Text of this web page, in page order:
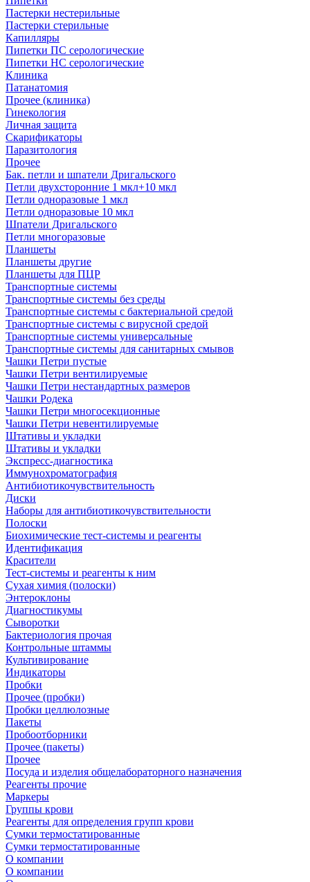
Пастерки нестерильные
Пастерки стерильные
Капилляры
Пипетки ПС серологические
Пипетки НС серологические
Клиника
Патанатомия
Прочее (клиника)
Гинекология
Личная защита
Скарификаторы
Паразитология
Прочее
Бак. петли и шпатели Дригальского
Петли двухсторонние 1 мкл+10 мкл
Петли одноразовые 1 мкл
Петли одноразовые 10 мкл
Шпатели Дригальского
Петли многоразовые
Планшеты
Планшеты другие
Планшеты для ПЦР
Транспортные системы
Транспортные системы без среды
Транспортные системы с бактериальной средой
Транспортные системы с вирусной средой
Транспортные системы универсальные
Транспортные системы для санитарных смывов
Чашки Петри пустые
Чашки Петри вентилируемые
Чашки Петри нестандартных размеров
Чашки Родека
Чашки Петри многосекционные
Чашки Петри невентилируемые
Штативы и укладки
Штативы и укладки
Экспресс-диагностика
Иммунохроматография
Антибиотикочувствительность
Диски
Наборы для антибиотикочувствительности
Полоски
Биохимические тест-системы и реагенты
Идентификация
Красители
Тест-системы и реагенты к ним
Сухая химия (полоски)
Энтероклоны
Диагностикумы
Сыворотки
Бактериология прочая
Контрольные штаммы
Культивирование
Индикаторы
Пробки
Прочее (пробки)
Пробки целлюлозные
Пакеты
Пробоотборники
Прочее (пакеты)
Прочее
Посуда и изделия общелабораторного назначения
Реагенты прочие
Маркеры
Группы крови
Реагенты для определения групп крови
Сумки термостатированные
Сумки термостатированные
О компании
О компании